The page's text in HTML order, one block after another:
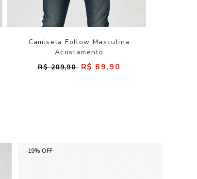
Camiseta Follow Masculina
Acostamento
R$ 209,90 R$ 89,90
-19% OFF